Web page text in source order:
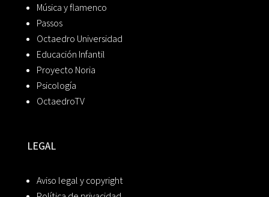
Música y flamenco
Passos
Octaedro Universidad
Educación Infantil
Proyecto Noria
Psicología
OctaedroTV
LEGAL
Aviso legal y copyright